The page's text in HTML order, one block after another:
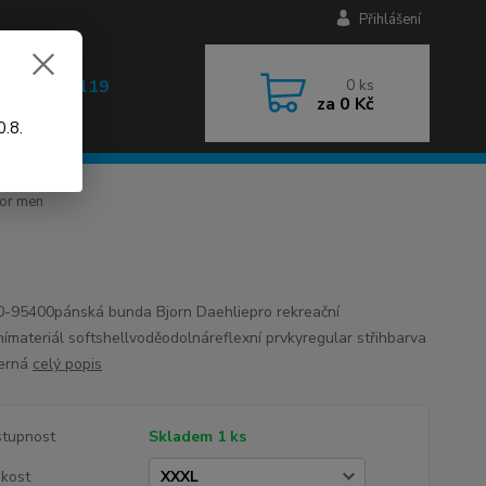
Přihlášení
608 030 119 0 ks
za 0 Kč
men
95400pánská bunda Bjorn Daehliepro rekreační
softshellvoděodolnáreflexní prvkyregular střihbarva
celý popis
Skladem 1 ks